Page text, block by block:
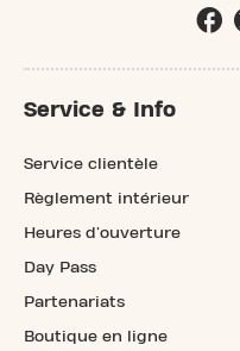
Service & Info
Service clientèle
Règlement intérieur
Heures d'ouverture
Day Pass
Partenariats
Boutique en ligne